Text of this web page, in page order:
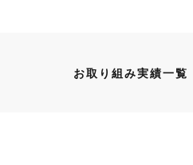
お取り組み実績一覧